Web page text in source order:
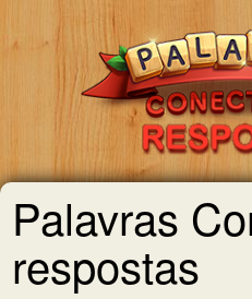
Palavras
respostas